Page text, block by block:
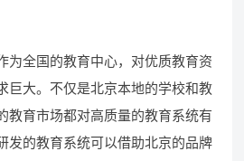
为全国的教育中心，对优质教育资
巨大。不仅是北京本地的学校和教
教育市场都对高质量的教育系统有
发的教育系统可以借助北京的品牌